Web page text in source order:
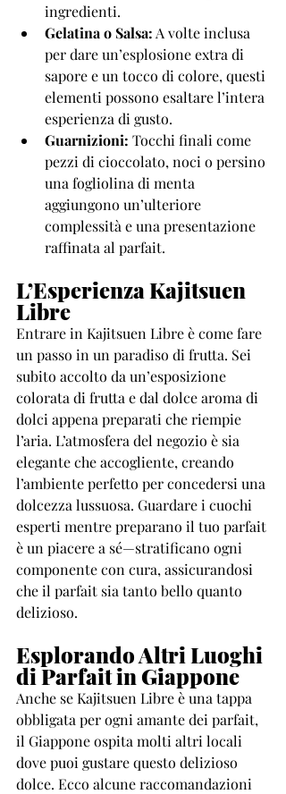
ingredienti.
Gelatina o Salsa: A volte inclusa
per dare un’esplosione extra di
sapore e un tocco di colore, questi
elementi possono esaltare l’intera
esperienza di gusto.
Guarnizioni: Tocchi finali come
pezzi di cioccolato, noci o persino
una fogliolina di menta
aggiungono un’ulteriore
complessità e una presentazione
raffinata al parfait.
L’Esperienza Kajitsuen
Libre
Entrare in Kajitsuen Libre è come fare
un passo in un paradiso di frutta. Sei
subito accolto da un’esposizione
colorata di frutta e dal dolce aroma di
dolci appena preparati che riempie
l’aria. L’atmosfera del negozio è sia
elegante che accogliente, creando
l’ambiente perfetto per concedersi una
dolcezza lussuosa. Guardare i cuochi
esperti mentre preparano il tuo parfait
è un piacere a sé—stratificano ogni
componente con cura, assicurandosi
che il parfait sia tanto bello quanto
delizioso.
Esplorando Altri Luoghi
di Parfait in Giappone
Anche se Kajitsuen Libre è una tappa
obbligata per ogni amante dei parfait,
il Giappone ospita molti altri locali
dove puoi gustare questo delizioso
dolce. Ecco alcune raccomandazioni